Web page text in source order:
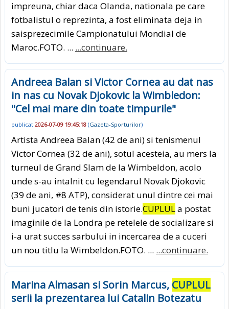
impreuna, chiar daca Olanda, nationala pe care
fotbalistul o reprezinta, a fost eliminata deja in
saisprezecimile Campionatului Mondial de
Maroc.FOTO. ... ...continuare.
Andreea Balan si Victor Cornea au dat nas
in nas cu Novak Djokovic la Wimbledon:
"Cel mai mare din toate timpurile"
publicat 2026-07-09 19:45:18 (Gazeta-Sporturilor)
Artista Andreea Balan (42 de ani) si tenismenul
Victor Cornea (32 de ani), sotul acesteia, au mers la
turneul de Grand Slam de la Wimbeldon, acolo
unde s-au intalnit cu legendarul Novak Djokovic
(39 de ani, #8 ATP), considerat unul dintre cei mai
buni jucatori de tenis din istorie.CUPLULa postat
imaginile de la Londra pe retelele de socializare si
i-a urat succes sarbului in incercarea de a cuceri
un nou titlu la Wimbeldon.FOTO. ... ...continuare.
Marina Almasan si Sorin Marcus, CUPLUL
serii la prezentarea lui Catalin Botezatu